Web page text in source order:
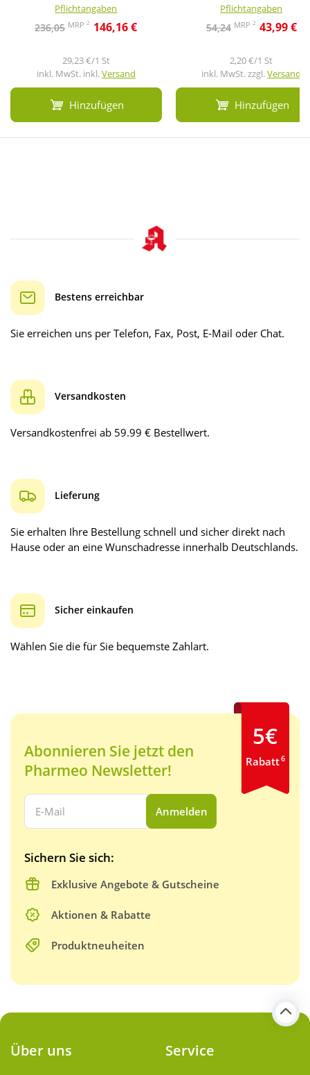
Pflichtangaben
236,05 MRP2 146,16 €
29,23 €/1 St
inkl. MwSt. inkl.Versand
Hinzufügen
Pflichtangaben
54,24 MRP 2 43,99 €
2,20 €/1 St
inkl. MwSt. zzgl.Versand
Hinzufügen
Bestens erreichbar
Sie erreichen uns per Telefon, Fax, Post, E-Mail oder Chat.
Versandkosten
Versandkostenfrei ab 59.99 € Bestellwert.
Lieferung
Sie erhalten Ihre Bestellung schnell und sicher direkt nach
Hause oder an eine Wunschadresse innerhalb Deutschlands.
Sicher einkaufen
Wählen Sie die für Sie bequemste Zahlart.
Abonnieren Sie jetzt den
Pharmeo Newsletter!
Ihre E-Mail Adresse:
Anmelden
Sichern Sie sich:
Exklusive Angebote & Gutscheine
Aktionen & Rabatte
Produktneuheiten
5€
Rabatt6
Über uns Service